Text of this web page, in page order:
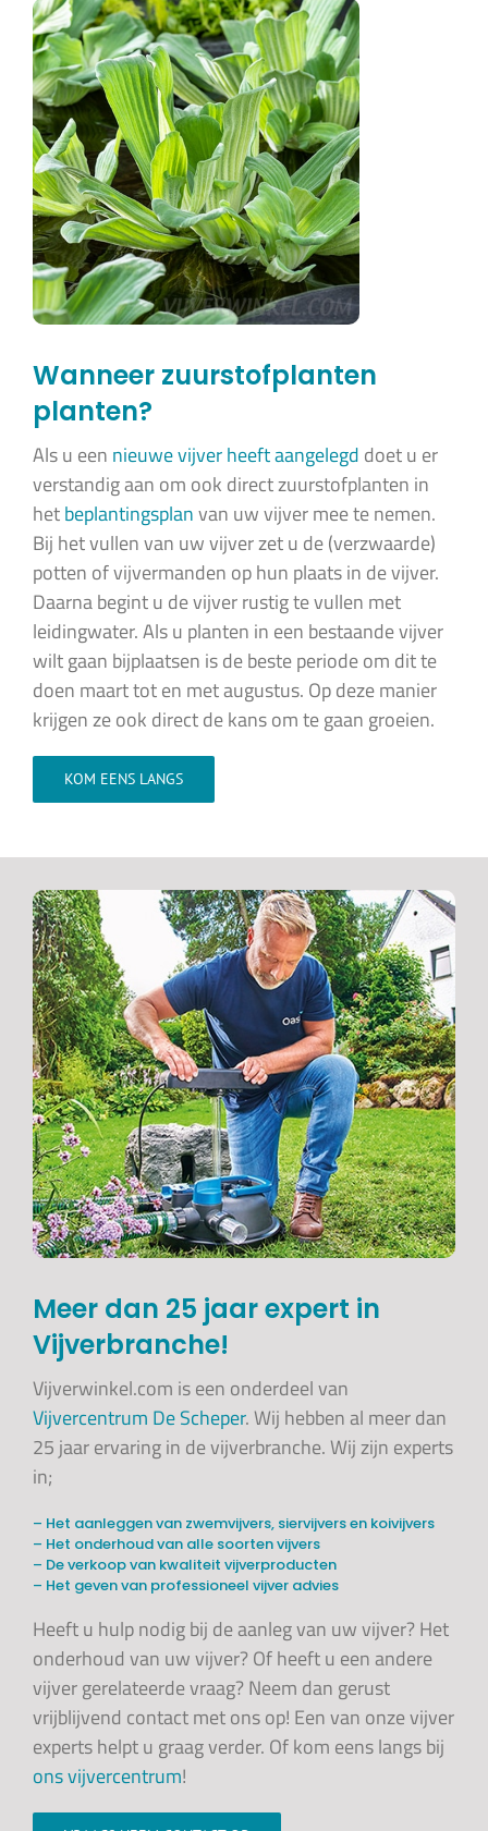
Wanneer zuurstofplanten
planten?
Als u een nieuwe vijver heeft aangelegd doet u er
verstandig aan om ook direct zuurstofplanten in
hetbeplantingsplanvan uw vijver mee te nemen.
Bij het vullen van uw vijver zet u de (verzwaarde)
potten of vijvermanden op hun plaats in de vijver.
Daarna begint u de vijver rustig te vullen met
leidingwater. Als u planten in een bestaande vijver
wilt gaan bijplaatsen is de beste periode om dit te
doen maart tot en met augustus. Op deze manier
krijgen ze ook direct de kans om te gaan groeien.
KOM EENS LANGS
Meer dan 25 jaar expert in
Vijverbranche!
Vijverwinkel.com is een onderdeel van
Vijvercentrum De Scheper. Wij hebben al meer dan
25 jaar ervaring in de vijverbranche. Wij zijn experts
in;
– Het aanleggen van zwemvijvers, siervijvers en koivijvers
– Het onderhoud van alle soorten vijvers
– De verkoop van kwaliteit vijverproducten
– Het geven van professioneel vijver advies
Heeft u hulp nodig bij de aanleg van uw vijver? Het
onderhoud van uw vijver? Of heeft u een andere
vijver gerelateerde vraag? Neem dan gerust
vrijblijvend contact met ons op! Een van onze vijver
experts helpt u graag verder. Of kom eens langs bij
ons vijvercentrum!